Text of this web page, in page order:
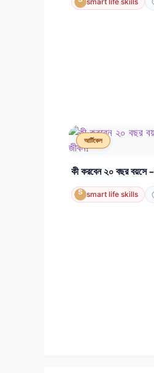
আর্টিকেল
কী করবেন ২০ বছর বয়সে
smart life skills